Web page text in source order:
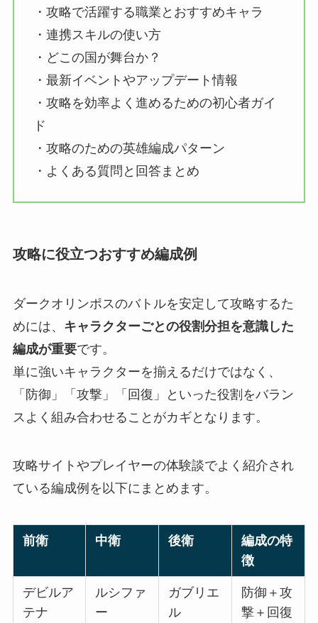
・攻略で活躍する職業とおすすめキャラ
・連携スキルの使い方
・どこの国が舞台か？
・最新イベントやアップデート情報
・攻略を効率よく進めるための初心者ガイ
ド
・攻略のための英雄編成パターン
・よくある質問と回答まとめ
攻略に役立つおすすめ編成例
ダークオリンポスのバトルを安定して攻略するた
めには、 キャラクターごとの役割分担を意識した
編成が重要です。
単に強いキャラクターを揃えるだけではなく、
「防御」「攻撃」「回復」といった役割をバラン
スよく組み合わせることがカギとなります。
攻略サイトやプレイヤーの体験談でよく紹介され
ている編成例を以下にまとめます。
前衛 中衛 後衛
編成の特
徴
デビルア
テナ
ルシファ
ー
ガブリエ
ル
防御＋攻
撃＋回復